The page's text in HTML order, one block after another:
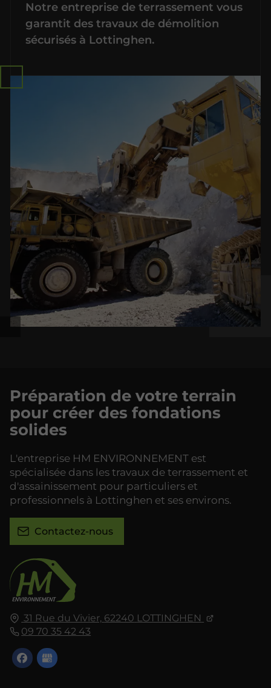
Notre entreprise de terrassement vous
garantit des travaux de démolition
sécurisés à Lottinghen.
31 Rue du Vivier, 62240 LOTTINGHEN
09 70 35 42 43
Préparation de votre terrain
pour créer des fondations
solides
L'entreprise HM ENVIRONNEMENT est
spécialisée dans les travaux de terrassement et
d'assainissement pour particuliers et
professionnels à Lottinghen et ses environs.
Contactez-nous